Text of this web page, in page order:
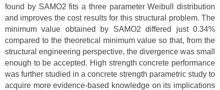
found by SAMO2 fits a three parameter Weibull distribution
and improves the cost results for this structural problem. The
minimum value obtained by SAMO2 differed just 0.34%
compared to the theoretical minimum value so that, from the
structural engineering perspective, the divergence was small
enough to be accepted. High strength concrete performance
was further studied in a concrete strength parametric study to
acquire more evidence-based knowledge on its implications